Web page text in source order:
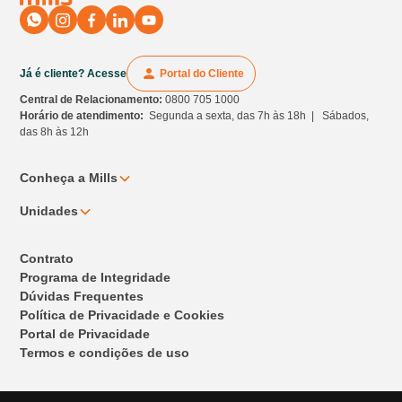
Já é cliente? Acesse Portal do Cliente
Central de Relacionamento:0800 705 1000
Horário de atendimento:Segunda a sexta, das 7h às 18h | Sábados,
das 8h às 12h
Conheça a Mills
Unidades
Contrato
Programa de Integridade
Dúvidas Frequentes
Política de Privacidade e Cookies
Portal de Privacidade
Termos e condições de uso